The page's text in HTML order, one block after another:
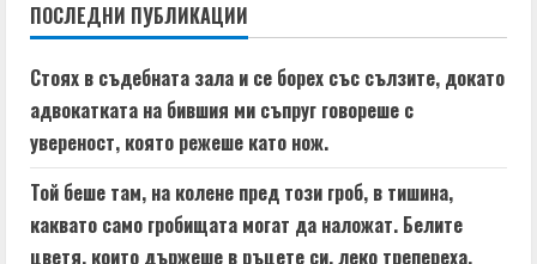
u
e
R
e
a
ПОСЛЕДНИ ПУБЛИКАЦИИ
Стоях в съдебната зала и се борех със сълзите, докато
адвокатката на бившия ми съпруг говореше с
увереност, която режеше като нож.
Той беше там, на колене пред този гроб, в тишина,
каквато само гробищата могат да наложат. Белите
цветя, които държеше в ръцете си, леко трепереха.